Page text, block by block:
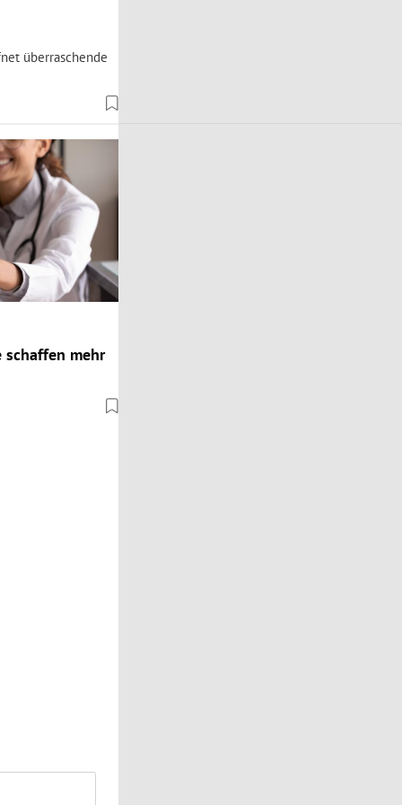
überraschende
schaffen mehr